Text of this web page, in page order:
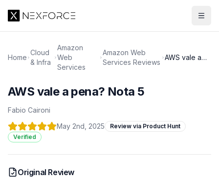
Home
Cloud
& Infra
Amazon
Web
Services
Amazon Web
Services Reviews
AWS vale a
AWS vale a pena? Nota 5
Fabio Caironi
May 2nd, 2025
Review via Product Hunt
Verified
Original Review